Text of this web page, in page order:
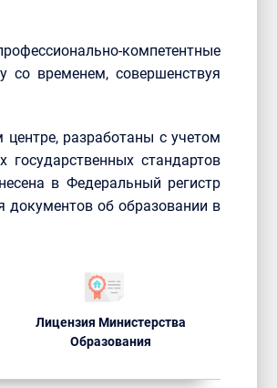
компетентные
со временем, совершенствуя
разработаны с учетом
стандартов
в Федеральный регистр
документов об образовании в
Лицензия Министерства
Образования